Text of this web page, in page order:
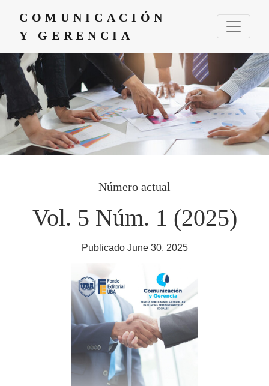
COMUNICACIÓN Y GERENCIA
COMUNICACIÓN
Y GERENCIA
Número actual
Vol. 5 Núm. 1 (2025)
Publicado June 30, 2025